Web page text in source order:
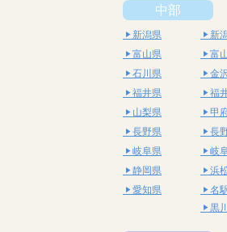
中部
新潟県 新
富山県
富
石川県
金
福井県
福
山梨県
甲
長野県
長
岐阜県
岐
静岡県
浜
愛知県
名
黒